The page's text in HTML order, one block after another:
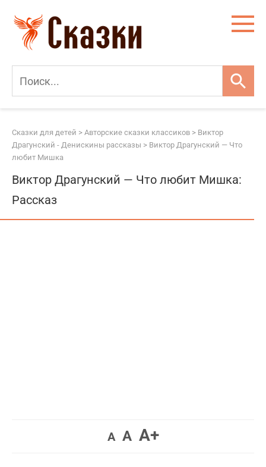
контенту
Сказки для детей > Авторские сказки классиков > Виктор
Драгунский - Денискины рассказы > Виктор Драгунский — Что
любит Мишка
Виктор Драгунский — Что любит Мишка:
Рассказ
AУменьшить
AВернуть
A+Увеличить